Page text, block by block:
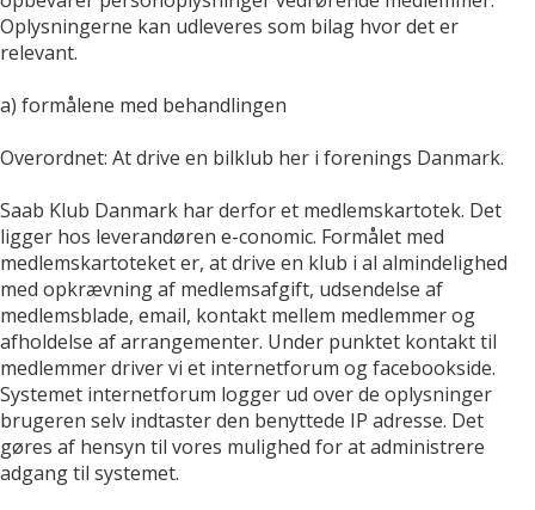
Oplysningerne kan udleveres som bilag hvor det er
relevant.
a) formålene med behandlingen
Overordnet: At drive en bilklub her i forenings Danmark.
Saab Klub Danmark har derfor et medlemskartotek. Det
ligger hos leverandøren e-conomic. Formålet med
medlemskartoteket er, at drive en klub i al almindelighed
med opkrævning af medlemsafgift, udsendelse af
medlemsblade, email, kontakt mellem medlemmer og
afholdelse af arrangementer. Under punktet kontakt til
medlemmer driver vi et internetforum og facebookside.
Systemet internetforum logger ud over de oplysninger
brugeren selv indtaster den benyttede IP adresse. Det
gøres af hensyn til vores mulighed for at administrere
adgang til systemet.